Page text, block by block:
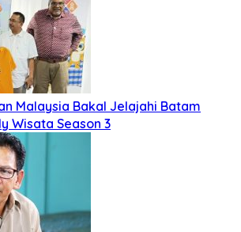
Malaysia Bakal Jelajahi Batam
Wisata Season 3